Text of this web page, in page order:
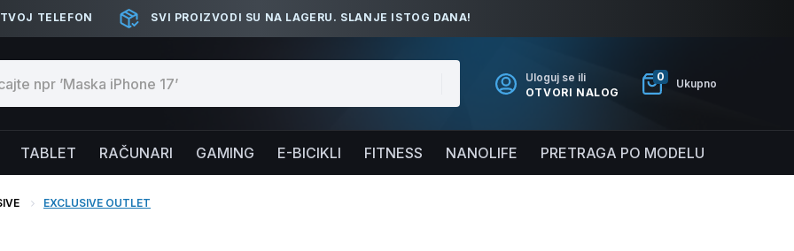
TELEFON SVI PROIZVODI SU NA LAGERU. SLANJE ISTOG DANA!
Uloguj se ili
OTVORI NALOG
0
Ukupno
TABLET RAČUNARI GAMING E-BICIKLI FITNESS NANOLIFE PRETRAGA PO MODELU
EXCLUSIVE OUTLET